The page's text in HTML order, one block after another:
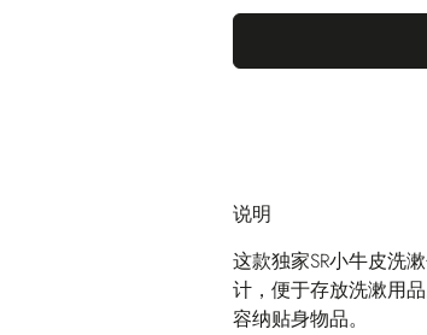
说明
这款独家SR小牛皮洗
计，便于存放洗漱用
容纳贴身物品。